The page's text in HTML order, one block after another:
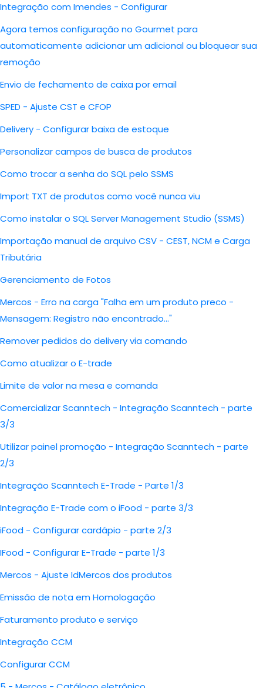
Integração com Imendes - Configurar
Agora temos configuração no Gourmet para
automaticamente adicionar um adicional ou bloquear sua
remoção
Envio de fechamento de caixa por email
SPED - Ajuste CST e CFOP
Delivery - Configurar baixa de estoque
Personalizar campos de busca de produtos
Como trocar a senha do SQL pelo SSMS
Import TXT de produtos como você nunca viu
Como instalar o SQL Server Management Studio (SSMS)
Importação manual de arquivo CSV - CEST, NCM e Carga
Tributária
Gerenciamento de Fotos
Mercos - Erro na carga "Falha em um produto preco -
Mensagem: Registro não encontrado..."
Remover pedidos do delivery via comando
Como atualizar o E-trade
Limite de valor na mesa e comanda
Comercializar Scanntech - Integração Scanntech - parte
3/3
Utilizar painel promoção - Integração Scanntech - parte
2/3
Integração Scanntech E-Trade - Parte 1/3
Integração E-Trade com o iFood - parte 3/3
iFood - Configurar cardápio - parte 2/3
IFood - Configurar E-Trade - parte 1/3
Mercos - Ajuste IdMercos dos produtos
Emissão de nota em Homologação
Faturamento produto e serviço
Integração CCM
Configurar CCM